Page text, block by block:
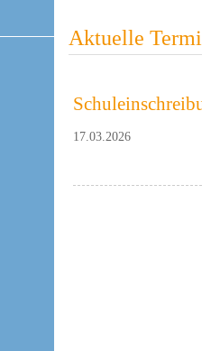
Aktuelle
17.03.2026